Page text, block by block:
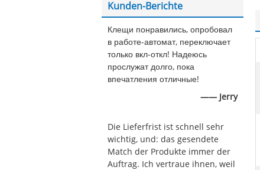
Kunden-Berichte
Клещи понравились, опробовал
в работе-автомат, переключает
только вкл-откл! Надеюсь
прослужат долго, пока
впечатления отличные!
—— Jerry
Die Lieferfrist ist schnell sehr
wichtig, und: das gesendete
Match der Produkte immer der
Auftrag. Ich vertraue ihnen, weil